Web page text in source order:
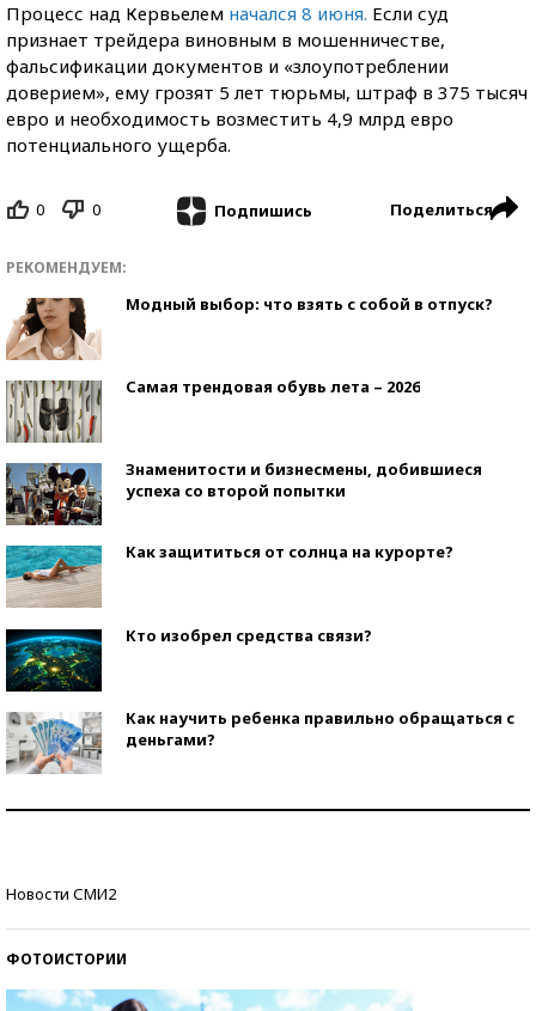
Процесс над Кервьелем начался 8 июня. Если суд
признает трейдера виновным в мошенничестве,
фальсификации документов и «злоупотреблении
доверием», ему грозят 5 лет тюрьмы, штраф в 375 тысяч
евро и необходимость возместить 4,9 млрд евро
потенциального ущерба.
0 0 Подпишись Поделиться
РЕКОМЕНДУЕМ:
Модный выбор: что взять с собой в отпуск?
Самая трендовая обувь лета – 2026
Знаменитости и бизнесмены, добившиеся
успеха со второй попытки
Как защититься от солнца на курорте?
Кто изобрел средства связи?
Как научить ребенка правильно обращаться с
деньгами?
Новости СМИ2
ФОТОИСТОРИИ